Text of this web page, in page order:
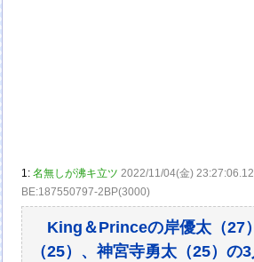
1:名無しが沸キ立ツ 2022/11/04(金)
BE:187550797-2BP(3000)
King＆Princeの岸優太（27
（25）、神宮寺勇太（25）の